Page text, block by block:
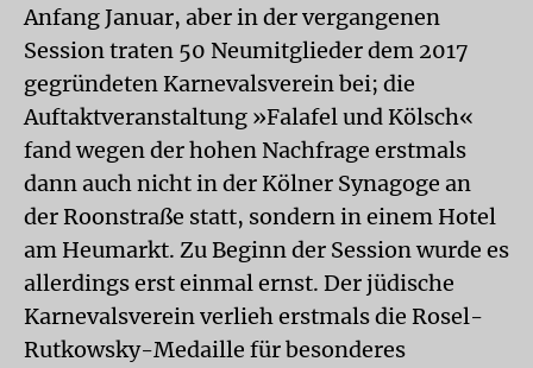
Anfang Januar, aber in der vergangenen
Session traten 50 Neumitglieder dem 2017
gegründeten Karnevalsverein bei; die
Auftaktveranstaltung »Falafel und Kölsch«
fand wegen der hohen Nachfrage erstmals
dann auch nicht in der Kölner Synagoge an
der Roonstraße statt, sondern in einem Hotel
am Heumarkt. Zu Beginn der Session wurde es
allerdings erst einmal ernst. Der jüdische
Karnevalsverein verlieh erstmals die Rosel-
Rutkowsky-Medaille für besonderes